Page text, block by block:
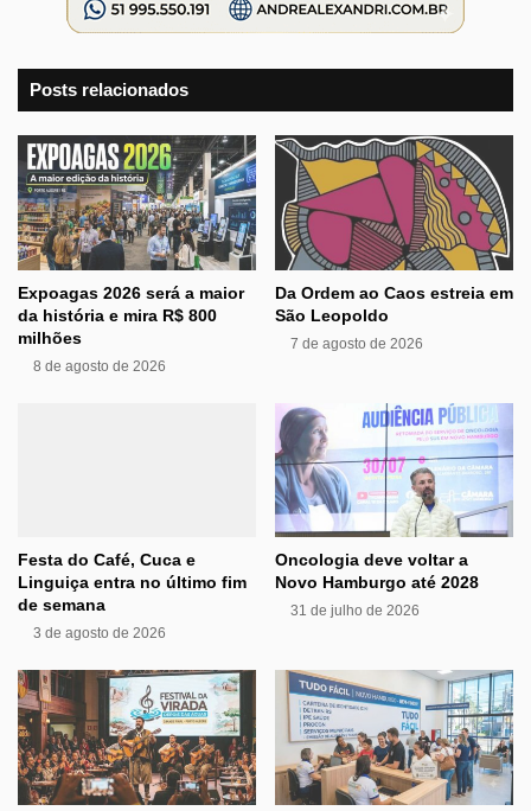
Posts relacionados
Expoagas 2026 será a maior
da história e mira R$ 800
milhões
8 de agosto de 2026
Da Ordem ao Caos estreia em
São Leopoldo
7 de agosto de 2026
Festa do Café, Cuca e
Linguiça entra no último fim
de semana
3 de agosto de 2026
Oncologia deve voltar a
Novo Hamburgo até 2028
31 de julho de 2026